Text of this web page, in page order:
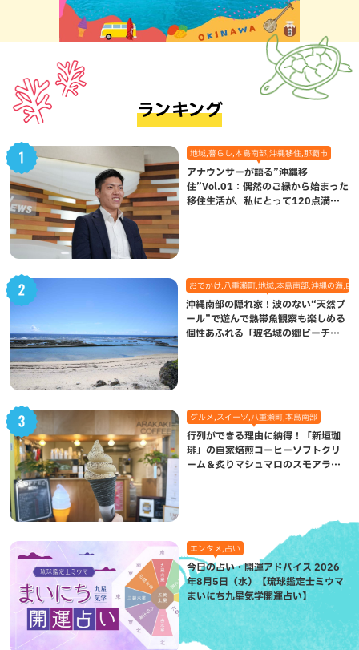
ランキング
地域,暮らし,本島南部,沖縄移住,那覇市
アナウンサーが語る”沖縄移
住”Vol.01：偶然のご縁から始まった
移住生活が、私にとって120点満点
おでかけ,八重瀬町,地域,本島南部,沖縄の海,自
沖縄南部の隠れ家！波のない“天然プ
ール”で遊んで熱帯魚観察も楽しめる
個性あふれる「玻名城の郷ビーチ」
グルメ,スイーツ,八重瀬町,本島南部
行列ができる理由に納得！「新垣珈
琲」の自家焙煎コーヒーソフトクリ
ーム＆炙りマシュマロのスモアラテ
エンタメ,占い
今日の占い・開運アドバイス 2026
年8月5日（水）【琉球鑑定士ミウマ
まいにち九星気学開運占い】